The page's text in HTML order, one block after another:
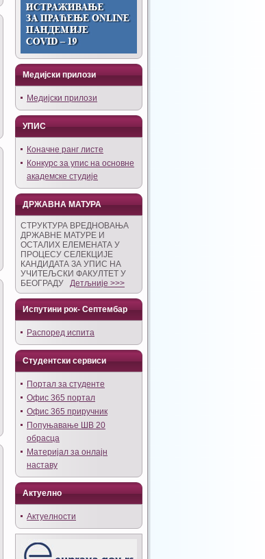
Медијски прилози
Медијски прилози
УПИС
Коначне ранг листе
Конкурс за упис на основне
академске студије
ДРЖАВНА МАТУРА
СТРУКТУРА ВРЕДНОВАЊА
ДРЖАВНЕ МАТУРЕ И
ОСТАЛИХ ЕЛЕМЕНАТА У
ПРОЦЕСУ СЕЛЕКЦИЈЕ
КАНДИДАТА ЗА УПИС НА
УЧИТЕЉСКИ ФАКУЛТЕТ У
БЕОГРАДУ Детљније >>>
Испутини рок- Септембар
Распоред испита
Студентски сервиси
Портал за студенте
Офис 365 портал
Офис 365 приручник
Попуњавање ШВ 20
обрасца
Материјал за онлајн
наставу
Актуелно
Актуелности